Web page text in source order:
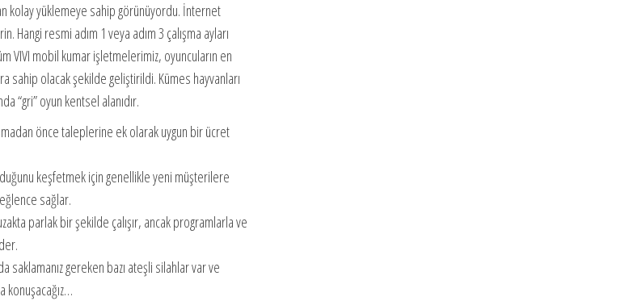
kolay yüklemeye sahip görünüyordu. İnternet
Hangi resmi adım 1 veya adım 3 çalışma ayları
VIVI mobil kumar işletmelerimiz, oyuncuların en
sahip olacak şekilde geliştirildi. Kümes hayvanları
“gri” oyun kentsel alanıdır.
önce taleplerine ek olarak uygun bir ücret
keşfetmek için genellikle yeni müşterilere
sağlar.
parlak bir şekilde çalışır, ancak programlarla ve
gereken bazı ateşli silahlar var ve
konuşacağız…